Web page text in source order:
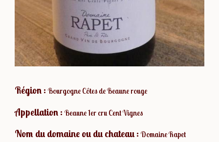
Région : Bourgogne Côtes de Beaune rouge
Appellation : Beaune 1er cru Cent Vignes
Nom du domaine ou du chateau : Domaine Rapet